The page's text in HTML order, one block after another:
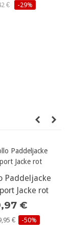
€ -29%
Paddeljacke
Jacke rot
€
€ -50%